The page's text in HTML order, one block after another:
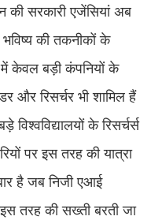
की सरकारी एजेंसियां अब
की तकनीकों के
में केवल बड़ी कंपनियों के
और रिसर्चर भी शामिल हैं
के रिसर्चर्स
पर इस तरह की यात्रा
है जब निजी एआई
तरह की सख्ती बरती जा